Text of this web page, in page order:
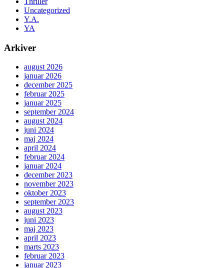
Uncategorized
Y.A.
YA
Arkiver
august 2026
januar 2026
december 2025
februar 2025
januar 2025
september 2024
august 2024
juni 2024
maj 2024
april 2024
februar 2024
januar 2024
december 2023
november 2023
oktober 2023
september 2023
august 2023
juni 2023
maj 2023
april 2023
marts 2023
februar 2023
januar 2023